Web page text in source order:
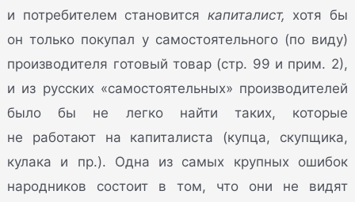
и потребителем становится капиталист, хотя бы
он только покупал у самостоятельного (по виду)
производителя готовый товар (стр. 99 и прим. 2),
и из русских «самостоятельных» производителей
было бы не легко найти таких, которые
не работают на капиталиста (купца, скупщика,
кулака и пр.). Одна из самых крупных ошибок
народников состоит в том, что они не видят